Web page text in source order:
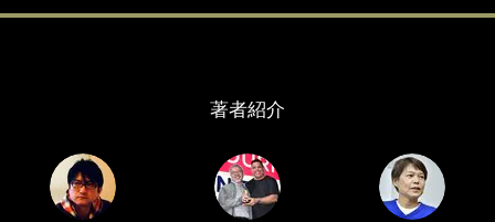
著者紹介